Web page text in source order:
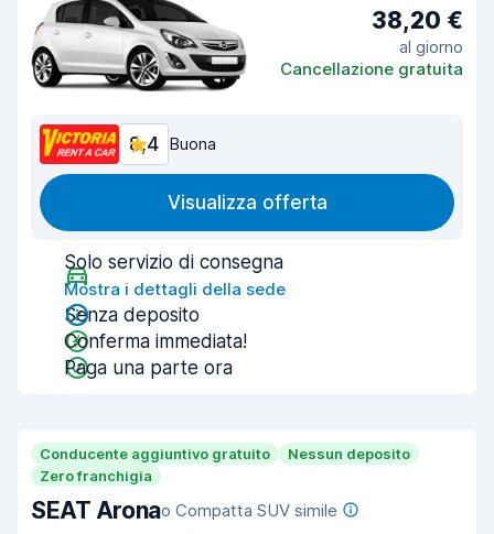
38,20 €
al giorno
Cancellazione gratuita
8,4 Buona
Visualizza offerta
Solo servizio di consegna
Mostra i dettagli della sede
Senza deposito
Conferma immediata!
Paga una parte ora
Conducente aggiuntivo gratuito
Nessun deposito
Zero franchigia
SEAT Aronao Compatta SUV simile